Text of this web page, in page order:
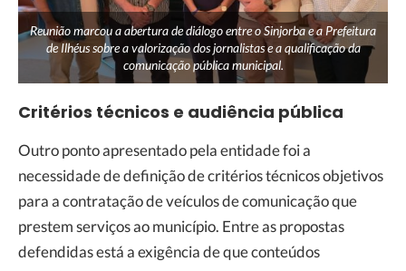
Reunião marcou a abertura de diálogo entre o Sinjorba e a Prefeitura
de Ilhéus sobre a valorização dos jornalistas e a qualificação da
comunicação pública municipal.
Critérios técnicos e audiência pública
Outro ponto apresentado pela entidade foi a
necessidade de definição de critérios técnicos objetivos
para a contratação de veículos de comunicação que
prestem serviços ao município. Entre as propostas
defendidas está a exigência de que conteúdos